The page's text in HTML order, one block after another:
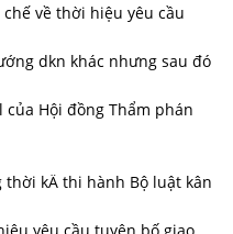
về thời hiệu yêu cầu
dkn khác nhưng sau đó
của Hội đồng Thẩm phán
kÄ thi hành Bộ luật kân
yêu cầu tuyên bố giao